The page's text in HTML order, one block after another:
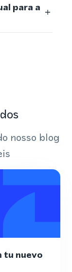
para a
nosso blog
tu nuevo